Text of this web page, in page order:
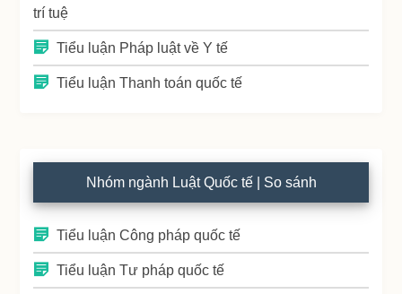
trí tuệ
Tiểu luận Pháp luật về Y tế
Tiểu luận Thanh toán quốc tế
Nhóm ngành Luật Quốc tế | So sánh
Tiểu luận Công pháp quốc tế
Tiểu luận Tư pháp quốc tế